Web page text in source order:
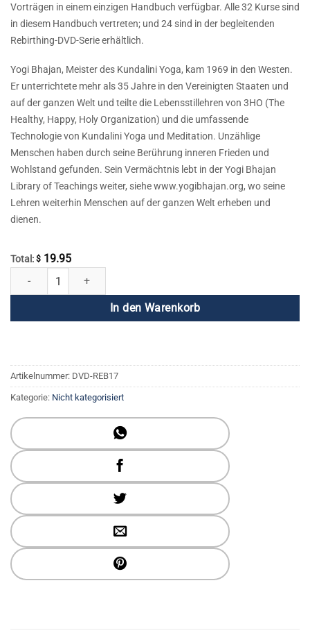
Vorträgen in einem einzigen Handbuch verfügbar. Alle 32 Kurse sind
in diesem Handbuch vertreten; und 24 sind in der begleitenden
Rebirthing-DVD-Serie erhältlich.
Yogi Bhajan, Meister des Kundalini Yoga, kam 1969 in den Westen.
Er unterrichtete mehr als 35 Jahre in den Vereinigten Staaten und
auf der ganzen Welt und teilte die Lebensstillehren von 3HO (The
Healthy, Happy, Holy Organization) und die umfassende
Technologie von Kundalini Yoga und Meditation. Unzählige
Menschen haben durch seine Berührung inneren Frieden und
Wohlstand gefunden. Sein Vermächtnis lebt in der Yogi Bhajan
Library of Teachings weiter, siehe www.yogibhajan.org, wo seine
Lehren weiterhin Menschen auf der ganzen Welt erheben und
dienen.
Total: $ 19.95
Rebirthing DVD 17 - Das Durcheinander des Geistes bereinigen l Menge
In den Warenkorb
Artikelnummer: DVD-REB17
Kategorie: Nicht kategorisiert